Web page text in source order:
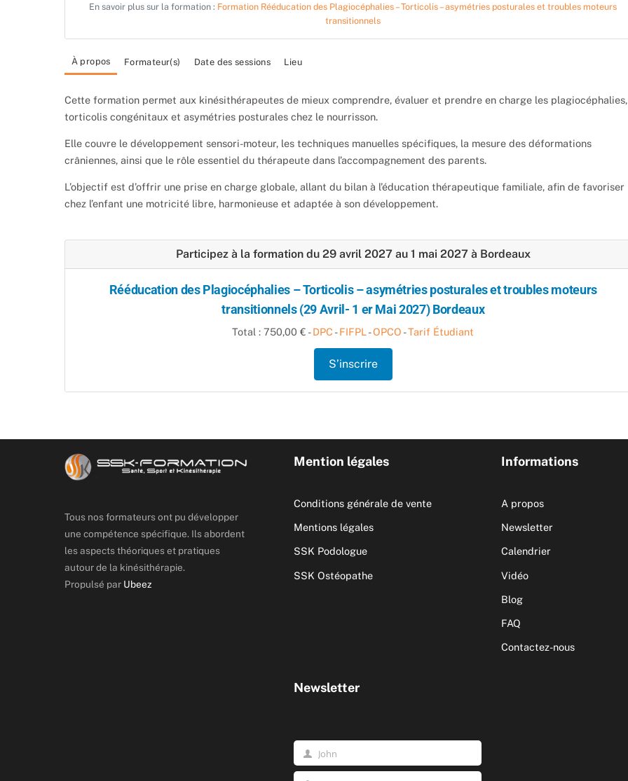
En savoir plus sur la formation : Formation Rééducation des Plagiocéphalies – Torticolis – asymétries posturales et troubles moteurs
transitionnels
À propos Formateur(s) Date des sessions Lieu
Cette formation permet aux kinésithérapeutes de mieux comprendre, évaluer et prendre en charge les plagiocéphalies,
torticolis congénitaux et asymétries posturales chez le nourrisson.
Elle couvre le développement sensori-moteur, les techniques manuelles spécifiques, la mesure des déformations
crâniennes, ainsi que le rôle essentiel du thérapeute dans l’accompagnement des parents.
L’objectif est d’offrir une prise en charge globale, allant du bilan à l’éducation thérapeutique familiale, afin de favoriser
chez l’enfant une motricité libre, harmonieuse et adaptée à son développement.
Participez à la formation du 29 avril 2027 au 1 mai 2027 à Bordeaux
Rééducation des Plagiocéphalies – Torticolis – asymétries posturales et troubles moteurs
transitionnels (29 Avril- 1 er Mai 2027) Bordeaux
Total : 750,00 € -DPC -FIFPL-OPCO -Tarif Étudiant
S’inscrire
Tous nos formateurs ont pu développer
une compétence spécifique. Ils abordent
les aspects théoriques et pratiques
autour de la kinésithérapie.
Propulsé par Ubeez
Mention légales
Conditions générale de vente
Mentions légales
SSK Podologue
SSK Ostéopathe
Informations
A propos
Newsletter
Calendrier
Vidéo
Blog
FAQ
Contactez-nous
Newsletter
PrénomJohn